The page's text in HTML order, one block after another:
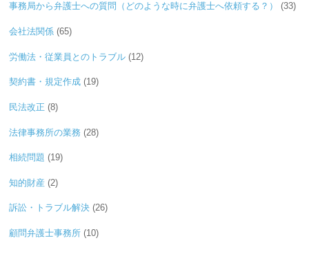
事務局から弁護士への質問（どのような時に弁護士へ依頼する？） (33)
会社法関係 (65)
労働法・従業員とのトラブル (12)
契約書・規定作成 (19)
民法改正 (8)
法律事務所の業務 (28)
相続問題 (19)
知的財産 (2)
訴訟・トラブル解決 (26)
顧問弁護士事務所 (10)